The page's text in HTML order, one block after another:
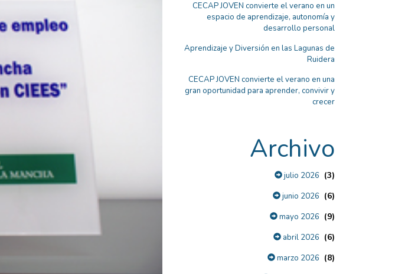
CECAP JOVEN convierte el verano en un
espacio de aprendizaje, autonomía y
desarrollo personal
Aprendizaje y Diversión en las Lagunas de
Ruidera
CECAP JOVEN convierte el verano en una
gran oportunidad para aprender, convivir y
crecer
Archivo
julio 2026 (3)
junio 2026 (6)
mayo 2026 (9)
abril 2026 (6)
marzo 2026 (8)